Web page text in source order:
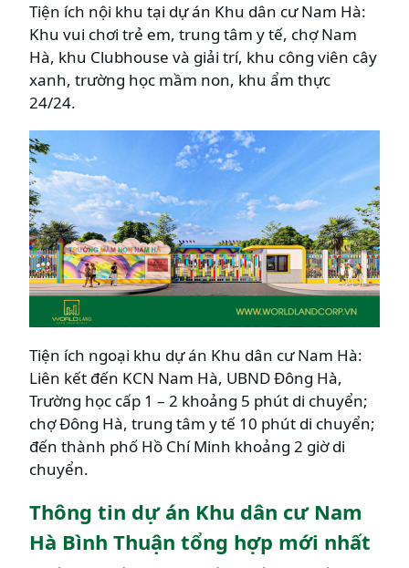
Tiện ích nội khu tại dự án Khu dân cư Nam Hà:
Khu vui chơi trẻ em, trung tâm y tế, chợ Nam
Hà, khu Clubhouse và giải trí, khu công viên cây
xanh, trường học mầm non, khu ẩm thực
24/24.
Tiện ích ngoại khu dự án Khu dân cư Nam Hà:
Liên kết đến KCN Nam Hà, UBND Đông Hà,
Trường học cấp 1 – 2 khoảng 5 phút di chuyển;
chợ Đông Hà, trung tâm y tế 10 phút di chuyển;
đến thành phố Hồ Chí Minh khoảng 2 giờ di
chuyển.
Thông tin dự án Khu dân cư Nam
Hà Bình Thuận tổng hợp mới nhất